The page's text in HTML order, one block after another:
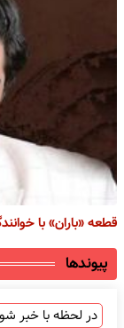
قطعه «باران» با
پیوندها
در لحظه با خبر